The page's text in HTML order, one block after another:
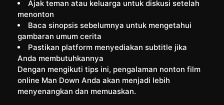
Ajak teman atau keluarga untuk diskusi setelah
menonton
Baca sinopsis sebelumnya untuk mengetahui
gambaran umum cerita
Pastikan platform menyediakan subtitle jika
Anda membutuhkannya
Dengan mengikuti tips ini, pengalaman nonton film
online Man Down Anda akan menjadi lebih
menyenangkan dan memuaskan.